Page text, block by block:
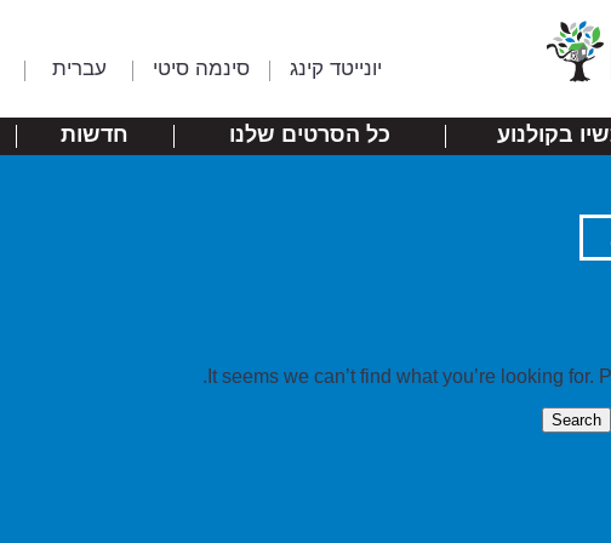
יונייטד קינג סינמה סיטי עברית
בקולנוע כל הסרטים שלנו חדשות
It seems we can’t find what you’re looking for.